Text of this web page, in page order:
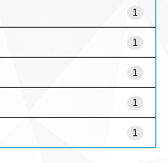
1
1
1
1
1